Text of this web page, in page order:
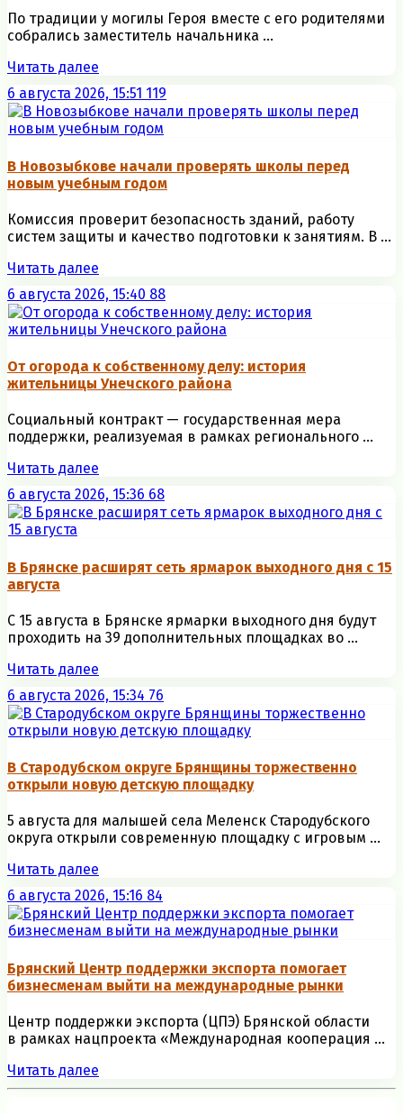
По традиции у могилы Героя вместе с его родителями
собрались заместитель начальника ...
Читать далее
6 августа 2026, 15:51 119
В Новозыбкове начали проверять школы перед
новым учебным годом
Комиссия проверит безопасность зданий, работу
систем защиты и качество подготовки к занятиям. В ...
Читать далее
6 августа 2026, 15:40 88
От огорода к собственному делу: история
жительницы Унечского района
Социальный контракт — государственная мера
поддержки, реализуемая в рамках регионального ...
Читать далее
6 августа 2026, 15:36 68
В Брянске расширят сеть ярмарок выходного дня с 15
августа
С 15 августа в Брянске ярмарки выходного дня будут
проходить на 39 дополнительных площадках во ...
Читать далее
6 августа 2026, 15:34 76
В Стародубском округе Брянщины торжественно
открыли новую детскую площадку
5 августа для малышей села Меленск Стародубского
округа открыли современную площадку с игровым ...
Читать далее
6 августа 2026, 15:16 84
Брянский Центр поддержки экспорта помогает
бизнесменам выйти на международные рынки
Центр поддержки экспорта (ЦПЭ) Брянской области
в рамках нацпроекта «Международная кооперация ...
Читать далее